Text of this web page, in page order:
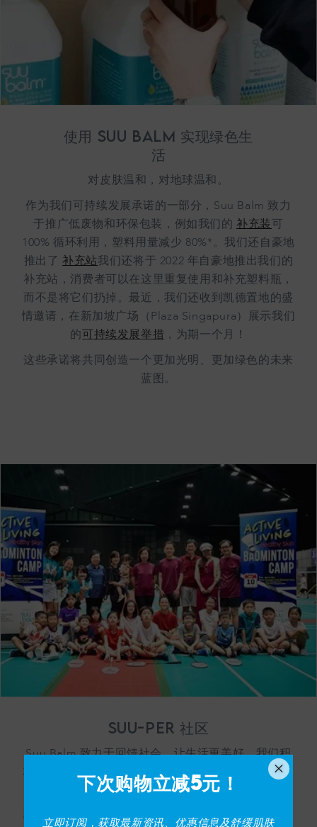
使用 Suu Balm 实现绿色生
活
对皮肤温和，对地球温和。
作为我们可持续发展承诺的一部分，Suu Balm 致力
于推广低废物和环保包装，例如我们的 补充装可
100% 循环利用，塑料用量减少 80%*。我们还自豪地
推出了 补充站我们还将于 2022 年自豪地推出我们的
补充站，消费者可以在这里重复使用和补充塑料瓶，
而不是将它们扔掉。最近，我们还收到凯德置地的盛
情邀请，在新加坡广场（Plaza Singapura）展示我们
的可持续发展举措 ，为期一个月！
这些承诺将共同创造一个更加光明、更加绿色的未来
蓝图。
Suu-per 社区
Suu Balm 致力于回馈社会，让生活更美好。我们积
极参与社区计划，为员工提供施以援手的机会，例如
健康皮肤羽毛球诊所由 NSC 于 2022 年举办。
我们还赞助了
格兰治机构学前班 K2 毕业典礼的礼品
×
下次购物立减5元！
立即订阅，获取最新资讯、优惠信息及舒缓肌肤
Suu Balm®
SKINCARE FOR ECZEMA-PRONE & SENSITIVE SKIN
Hello! Welcome to Suu Balm!
Chat with us on WhatsApp
Suu Balm Singapore Chat Now